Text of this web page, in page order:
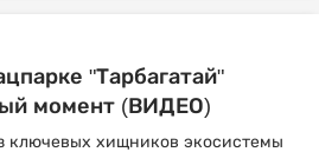
"Тарбагатай"
момент (ВИДЕО)
ключевых хищников экосистемы